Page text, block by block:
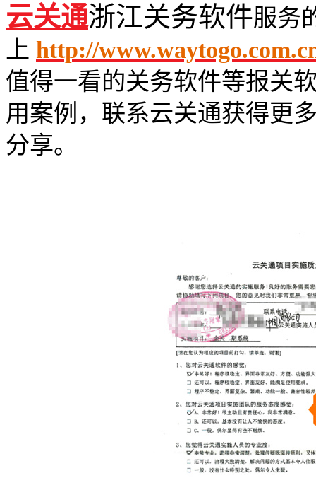
云关通浙江关务软件服务
上 http://
值得一看的关务软件等报关
用案例，联系云关通获得更
分享。